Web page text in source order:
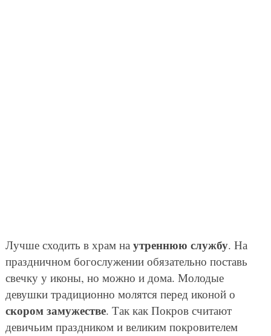
Лучше сходить в храм на утреннюю службу. На
праздничном богослужении обязательно поставь
свечку у иконы, но можно и дома. Молодые
девушки традиционно молятся перед иконой о
скором замужестве. Так как Покров считают
девичьим праздником и великим покровителем